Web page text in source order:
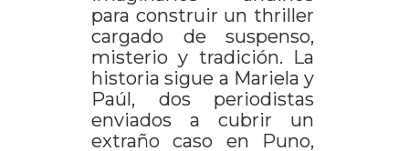
para construir un thriller
cargado de suspenso,
misterio y tradición. La
historia sigue a Mariela y
Paúl, dos periodistas
enviados a cubrir un
extraño caso en Puno,